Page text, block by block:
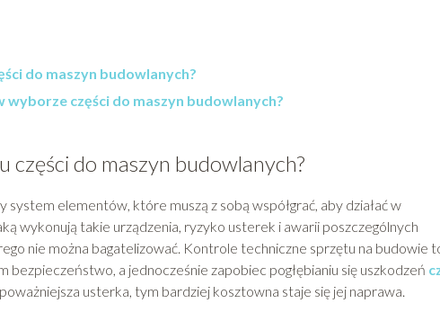
do maszyn budowlanych?
wyborze części do maszyn budowlanych?
części do maszyn budowlanych?
elementów, które muszą z sobą współgrać, aby działać w
wykonują takie urządzenia, ryzyko usterek i awarii poszczególnych
nie można bagatelizować. Kontrole techniczne sprzętu na budowie
a jednocześnie zapobiec pogłębianiu się uszkodzeń
usterka, tym bardziej kosztowna staje się jej naprawa.